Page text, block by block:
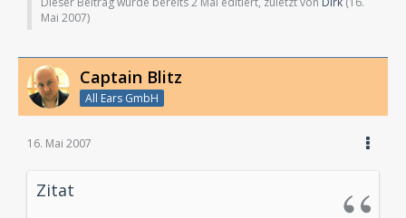
Mai 2007)
Captain Blitz
All Ears GmbH
16. Mai 2007
Zitat